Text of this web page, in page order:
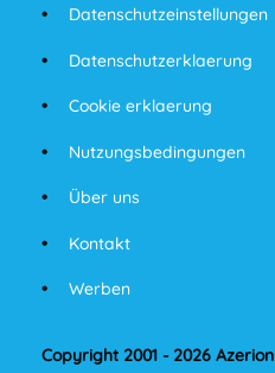
Datenschutzeinstellungen
Datenschutzerklaerung
Cookie erklaerung
Nutzungsbedingungen
Über uns
Kontakt
Werben
Copyright 2001 - 2026 Azerion